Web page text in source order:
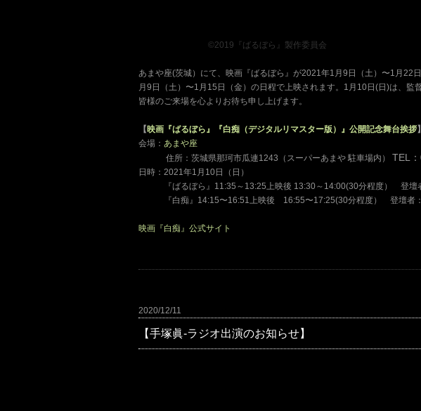
©2019『ばるぼら』製作委員会
あまや座(茨城）にて、映画『ばるぼら』が2021年1月9日（土）〜1月22
月9日（土）〜1月15日（金）の日程で上映されます。1月10日(日)は、監
皆様のご来場を心よりお待ち申し上げます。
【映画『ばるぼら』『白痴（デジタルリマスター版）』公開記念舞台挨拶】
会場： あまや座
住所：茨城県那珂市瓜連1243 （スーパーあまや 駐車場内） TEL
日時：2021年1月10日（日）
『ばるぼら』11:35～13:25上映後 13:30～14:00(30分程度） 登壇
『白痴』14:15〜16:51上映後 16:55〜17:25(30分程度） 登壇者
映画『白痴』公式サイト
2020/12/11
【手塚眞-ラジオ出演のお知らせ】